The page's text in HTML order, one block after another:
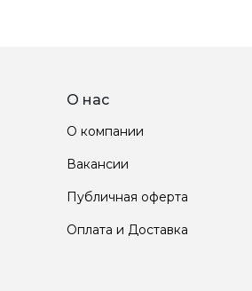
О нас
О компании
Вакансии
Публичная оферта
Оплата и Доставка